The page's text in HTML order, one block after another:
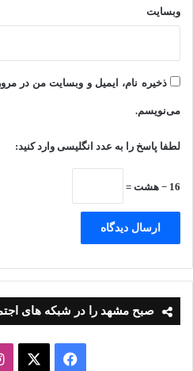
وبسایت
ذخیره نام، ایمیل و وبسایت من در
می‌نویسم.
لطفا پاسخ را به عدد انگلیسی وارد کنید:
16 − هشت =
صبح مشهد را در شبکه های
فیسبوک